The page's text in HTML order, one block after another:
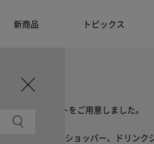
新商品 トピックス
考に。
スリーブセットをご用意しました。
パー
ズ、ピンク色のショッパー、ドリンク